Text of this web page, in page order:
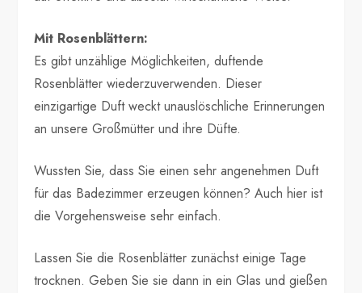
Mit Rosenblättern:
Es gibt unzählige Möglichkeiten, duftende
Rosenblätter wiederzuverwenden. Dieser
einzigartige Duft weckt unauslöschliche Erinnerungen
an unsere Großmütter und ihre Düfte.
Wussten Sie, dass Sie einen sehr angenehmen Duft
für das Badezimmer erzeugen können? Auch hier ist
die Vorgehensweise sehr einfach.
Lassen Sie die Rosenblätter zunächst einige Tage
trocknen. Geben Sie sie dann in ein Glas und gießen